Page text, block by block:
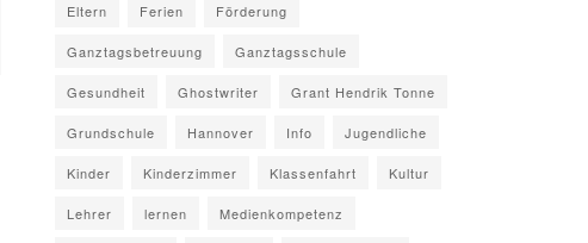
Eltern Ferien Förderung
Ganztagsbetreuung Ganztagsschule
Gesundheit Ghostwriter Grant Hendrik Tonne
Grundschule Hannover Info Jugendliche
Kinder Kinderzimmer Klassenfahrt Kultur
Lehrer lernen Medienkompetenz